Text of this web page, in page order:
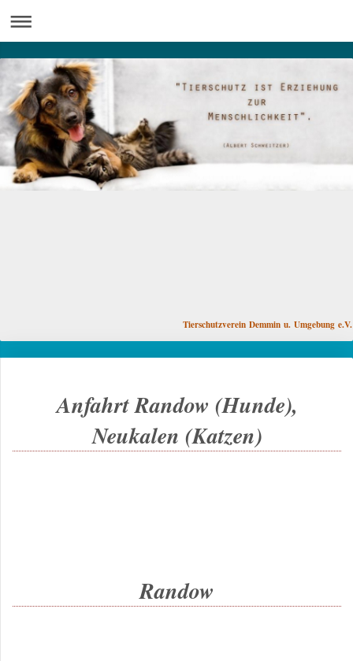
Tierschutzverein Demmin u. Umgebung e.V.
Anfahrt Randow (Hunde),
Neukalen (Katzen)
Randow